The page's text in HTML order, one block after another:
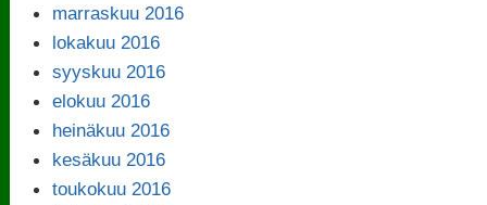
marraskuu 2016
lokakuu 2016
syyskuu 2016
elokuu 2016
heinäkuu 2016
kesäkuu 2016
toukokuu 2016